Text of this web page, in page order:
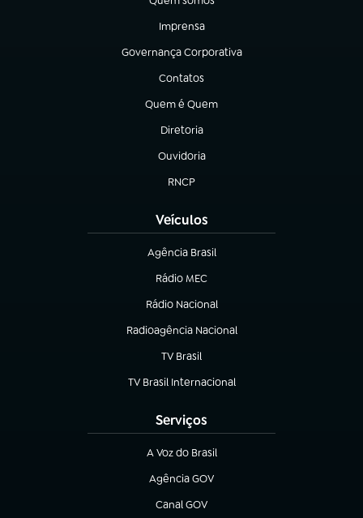
(abre em nova aba)
Imprensa
(abre em nova aba)
Governança Corporativa
(abre em nova aba)
Contatos
(abre em nova aba)
Quem é Quem
(abre em nova aba)
Diretoria
(abre em nova aba)
Ouvidoria
(abre em nova aba)
RNCP
(abre em nova aba)
Veículos
Agência Brasil
(abre em nova aba)
Rádio MEC
(abre em nova aba)
Rádio Nacional
Radioagência Nacional
(abre em nova aba)
TV Brasil
(abre em nova aba)
TV Brasil Internacional
(abre em nova aba)
Serviços
A Voz do Brasil
(abre em nova aba)
Agência GOV
(abre em nova aba)
Canal GOV
(abre em nova aba)